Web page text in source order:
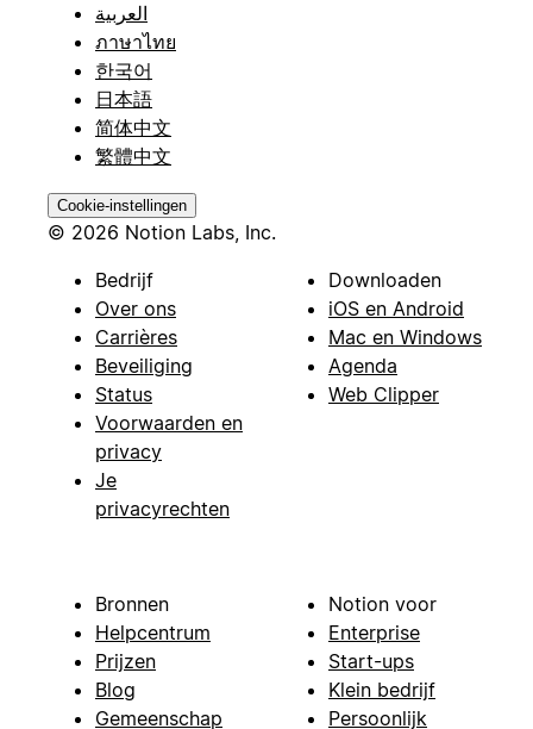
العربية
ภาษาไทย
한국어
日本語
简体中文
繁體中文
Cookie-instellingen
© 2026 Notion Labs, Inc.
Bedrijf
Over ons
Carrières
Beveiliging
Status
Voorwaarden en
privacy
Je
privacyrechten
Downloaden
iOS en Android
Mac en Windows
Agenda
Web Clipper
Bronnen
Helpcentrum
Prijzen
Blog
Gemeenschap
Notion voor
Enterprise
Start-ups
Klein bedrijf
Persoonlijk